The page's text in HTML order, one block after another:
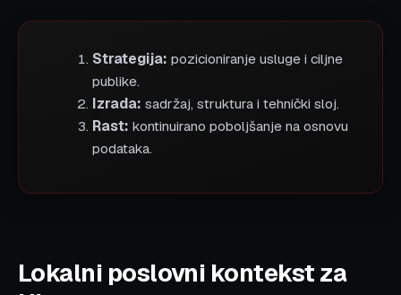
Strategija: pozicioniranje usluge i ciljne
publike.
Izrada: sadržaj, struktura i tehnički sloj.
Rast: kontinuirano poboljšanje na osnovu
podataka.
Lokalni poslovni kontekst za